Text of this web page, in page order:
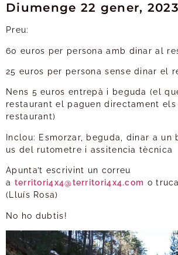
Diumenge 22 gener, 2023
Preu:
60 euros per persona amb dinar al
25 euros per persona sense dinar el
Nens 5 euros entrepà i beguda (el
restaurant el paguen directament els
restaurant)
Inclou: Esmorzar, beguda, dinar a un
us del rutometre i assitencia tècnica
Apunta’t escrivint un correu
a territori4x4@territori4x4.com o
(Lluís Rosa)
No ho dubtis!